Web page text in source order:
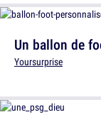
Un ballon de
Yoursurprise